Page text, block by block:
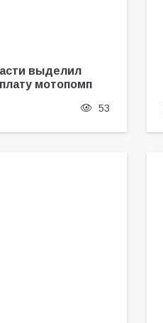
выделил
мотопомп
53